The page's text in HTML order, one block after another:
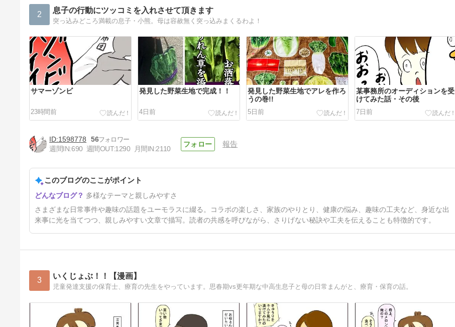
2 息子の行動にツッコミを入れさせて頂きます
突っ込みどころ満載の息子・小熊。母は容赦無く突っ込みまくるわよ！
サマーゾンビ
23時間前
発見した野菜生地で完成！！
4日前
発見した野菜生地でアレを作ろ
うの巻!!
5日前
某事務所のオーディションを受
けてみた話・その後
7日前
いろいろ話・酷暑つれぇ。
14日前
1598778
56
週間IN:690 週間OUT:1290 月間IN:2110
報告
このブログのここがポイント
多様なテーマと親しみやすさ
さまざまな日常事件や趣味の話題をユーモラスに綴る。コラボの楽しさ、家族のやりとり、健康の悩み、趣味の工夫など、身近な出
来事に光を当てつつ、親しみやすい文章で描写。読者の共感を呼びながら、さりげない秘訣や工夫を伝えることも特徴的です。
3 いくじょぶ！！【漫画】
児童発達支援の保育士、療育の先生をやっています。思春期vs更年期な中高生息子と母の日常まんがと、療育・保育の話。